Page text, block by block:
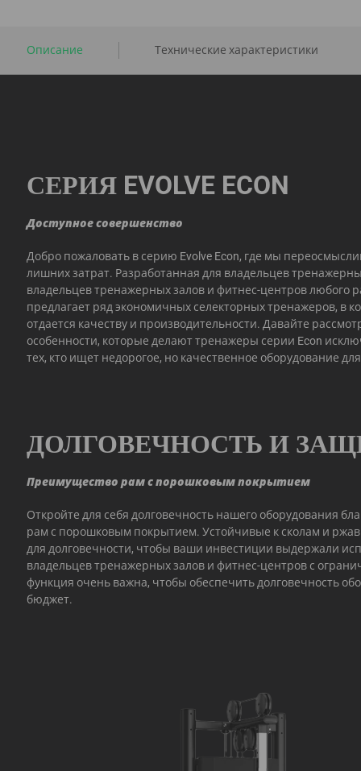
Описание Технические характеристики
СЕРИЯ EVOLVE ECON
Доступное совершенство
Добро пожаловать в серию Evolve Econ, где мы
лишних затрат. Разработанная для владельцев
владельцев тренажерных залов и фитнес-центров любого
предлагает ряд экономичных селекторных тренажеров, в
отдается качеству и производительности. Давайте
особенности, которые делают тренажеры серии Econ
тех, кто ищет недорогое, но качественное оборудование
ДОЛГОВЕЧНОСТЬ И
Преимущество рам с порошковым покрытием
Откройте для себя долговечность нашего оборудования
рам с порошковым покрытием. Устойчивые к сколам и
для долговечности, чтобы ваши инвестиции выдержали
владельцев тренажерных залов и фитнес-центров с
функция очень важна, чтобы обеспечить долговечность
бюджет.